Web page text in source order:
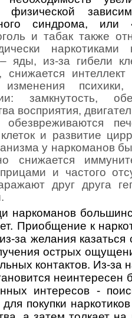
физической
синдрома, или
и табак также
– яды, из-за гибели
изменения
замкнутость,
восприятия,
обезвреживаются
и развитие
у наркоманов
снижается
и частого
друг друга
наркоманов
Приобщение к
за желания
острых
контактов. Из-
неинтересен
интересов -
для покупки